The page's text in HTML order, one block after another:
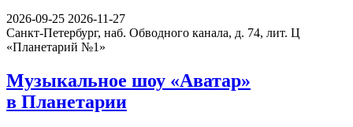
2026-09-25 2026-11-27
Санкт-Петербург, наб. Обводного канала, д. 74, лит. Ц
«Планетарий №1»
Музыкальное шоу «Аватар»
в Планетарии